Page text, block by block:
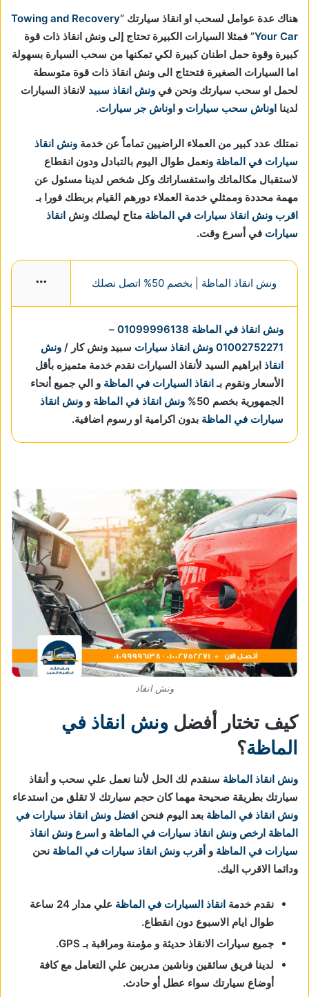
هناك عدة عوامل لسحب او انقاذ سيارتك “Towing and Recovery
Your Car” فمثلا السيارات الكبيرة تحتاج إلى ونش انقاذ ذات قوة
كبيرة وقوة حمل اطنان كبيرة لكي تمكنها من سحب السيارة بسهولة
اما السيارات الصغيرة فتحتاج الى ونش انقاذ ذات قوة متوسطة
لحمل او سحب سيارتك ونحن في ونش انقاذ سبيد لانقاذ السيارات
لدينا اوناش سحب سيارات و اوناش جر سيارات.
نمتلك عدد كبير من العملاء الراضيين تماماً عن خدمة ونش انقاذ
سيارات في الماظة ونعمل طوال اليوم بالتبادل ودون انقطاع
لاستقبال مكالماتك واستفساراتك وكل شخص لدينا مسئول عن
مهمة محددة وممثلي خدمة العملاء دورهم القيام بربطك فورا بـ
اقرب ونش انقاذ سيارات في الماظة متاح ليصلك ونش انقاذ
سيارات في أسرع وقت.
ونش انقاذ الماظة | بخصم 50% اتصل نصلك
ونش انقاذ في الماظة 01099996138
–
01002752271 ونش انقاذ سيارات سبيد ونش كار / ونش
انقاذ ابراهيم السيد لأنقاذ السيارات نقدم خدمة متميزه بأقل
الأسعار ونقوم بـانقاذ السيارات في الماظة و الي جميع أنحاء
الجمهورية بخصم 50%
ونش انقاذ في الماظة و ونش انقاذ
سيارات في الماظة بدون اكرامية او رسوم اضافية.
ونش انقاذ
كيف تختار أفضل ونش انقاذ في
الماظة؟
ونش انقاذ الماظة سنقدم لك الحل لأننا نعمل علي سحب و أنقاذ
سيارتك بطريقة صحيحة مهما كان حجم سيارتك لا تقلق من استدعاء
ونش انقاذ في الماظة بعد اليوم فنحن افضل ونش انقاذ سيارات في
الماظة ارخص ونش انقاذ سيارات في الماظة و اسرع ونش انقاذ
سيارات في الماظة و أقرب ونش انقاذ سيارات في الماظة نحن
ودائما الاقرب اليك.
نقدم خدمة انقاذ السيارات في الماظة
علي مدار 24 ساعة
طوال ايام الاسبوع دون انقطاع.
جميع سيارات الانقاذ حديثة و مؤمنة ومراقبة بـ GPS.
لدينا فريق سائقين وناشين مدربين علي التعامل مع كافة
أوضاع سيارتك سواء عطل أو حادث.